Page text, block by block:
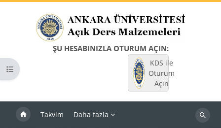
ŞU HESABINIZLA OTURUM AÇIN:
KDS ile
Oturum
Açın
Takvim Daha fazla
Dersleri
Kurs dizinini aç